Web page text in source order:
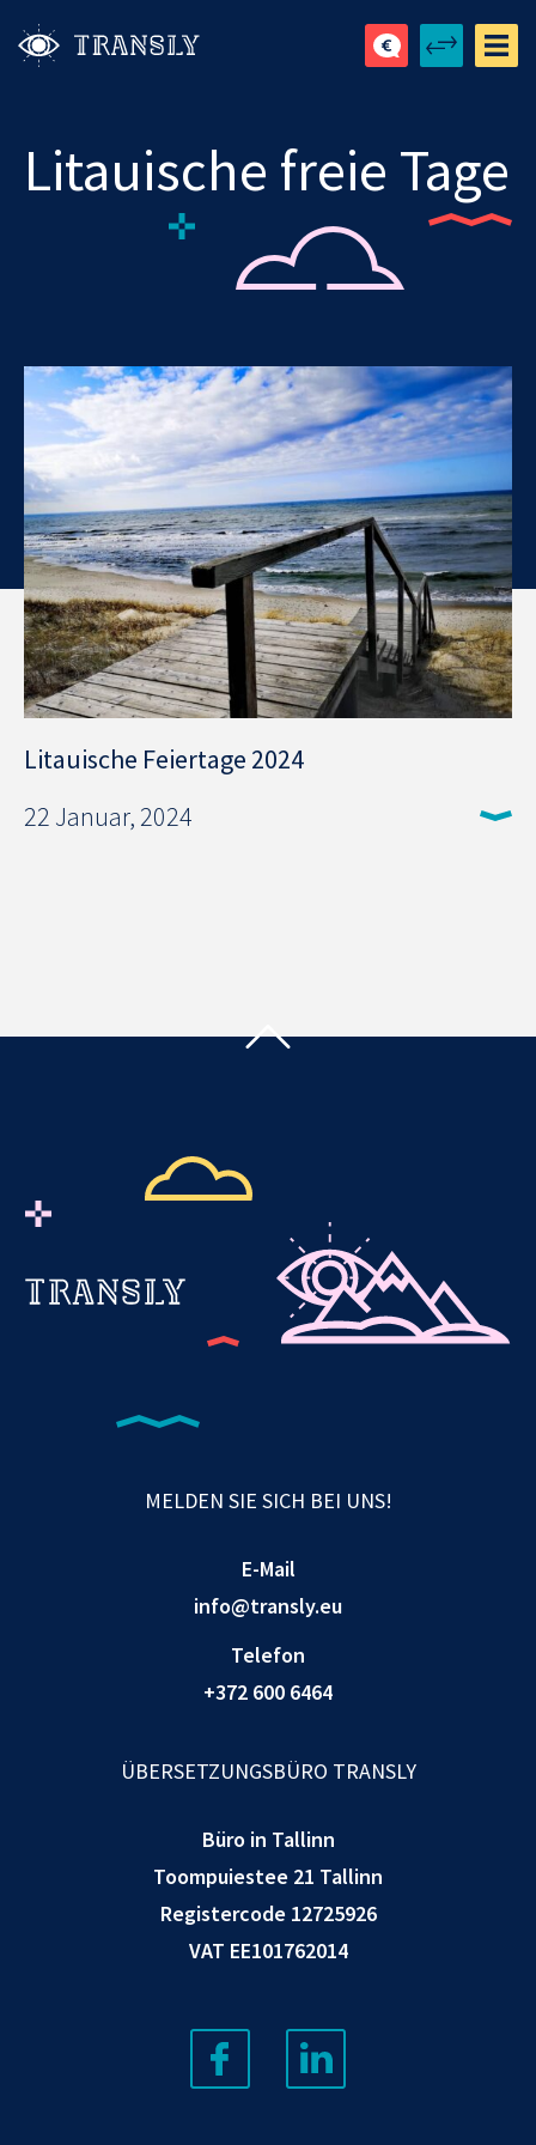
Litauische freie Tage
Litauische Feiertage 2024
22 Januar, 2024
MELDEN SIE SICH BEI UNS!
E-Mail
info@transly.eu
Telefon
+372 600 6464
ÜBERSETZUNGSBÜRO TRANSLY
Büro in Tallinn
Toompuiestee 21 Tallinn
Registercode 12725926
VAT EE101762014